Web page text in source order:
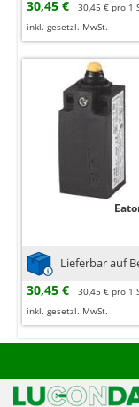
30,45 €
30,45 € pro 1
inkl. gesetzl. MwSt.
Lieferbar auf
30,45 €
30,45 € pro 1
inkl. gesetzl. MwSt.